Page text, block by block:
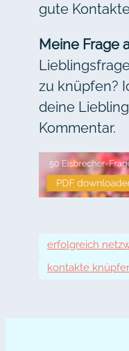
gute
Meine Frage
zu knüpfen?
deine
Kommentar.
erfolgreich
kontakte